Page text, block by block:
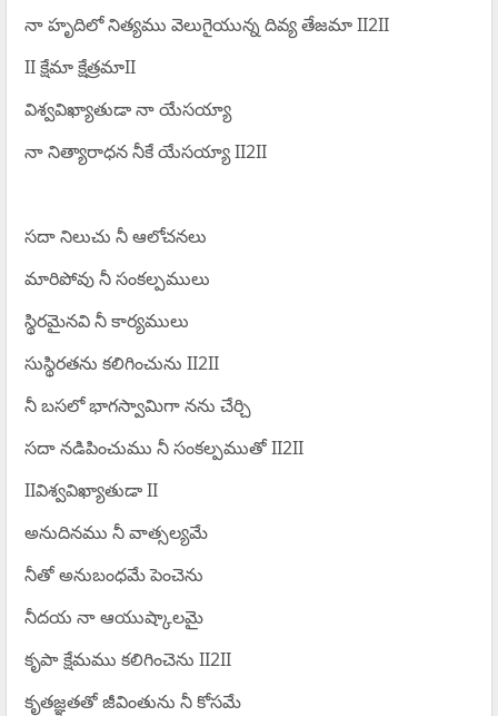
నా హృదిలో నిత్యము వెలుగైయున్న దివ్య తేజమా II2II
II క్షేమా క్షేత్రమాII
విశ్వవిఖ్యాతుడా నా యేసయ్యా
నా నిత్యారాధన నీకే యేసయ్యా II2II
సదా నిలుచు నీ ఆలోచనలు
మారిపోవు నీ సంకల్పములు
స్థిరమైనవి నీ కార్యములు
సుస్థిరతను కలిగించును II2II
నీ బసలో భాగస్వామిగా నను చేర్చి
సదా నడిపించుము నీ సంకల్పముతో II2II
IIవిశ్వవిఖ్యాతుడా II
అనుదినము నీ వాత్సల్యమే
నీతో అనుబంధమే పెంచెను
నీదయ నా ఆయుష్కాలమై
కృపా క్షేమము కలిగించెను II2II
కృతజ్ఞతతో జీవింతును నీ కోసమే